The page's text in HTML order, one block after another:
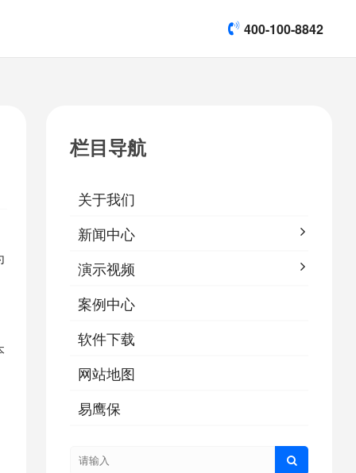
400-100-8842
栏目导航
关于我们
新闻中心
演示视频
案例中心
软件下载
网站地图
易鹰保